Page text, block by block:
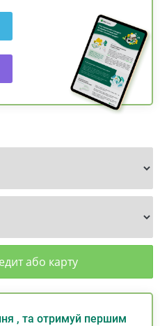
або карту
, та отримуй першим